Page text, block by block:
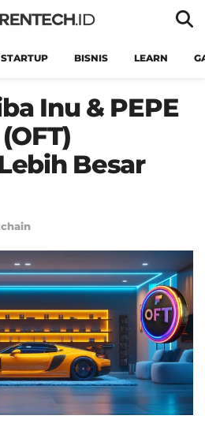
STARTUP BISNIS LEARN
Inu & PEPE
Besar